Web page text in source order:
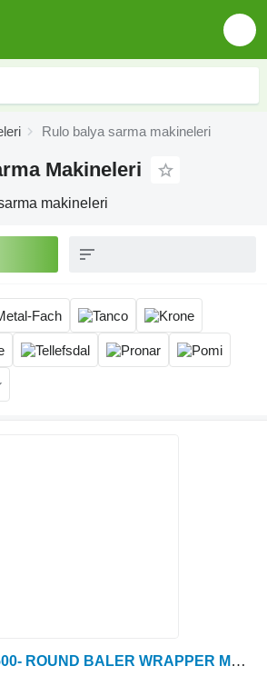
Rulo balya sarma makineleri
Makineleri
makineleri
Hezar PANTHER 500- ROUND BALER WRAPPER MACHINE